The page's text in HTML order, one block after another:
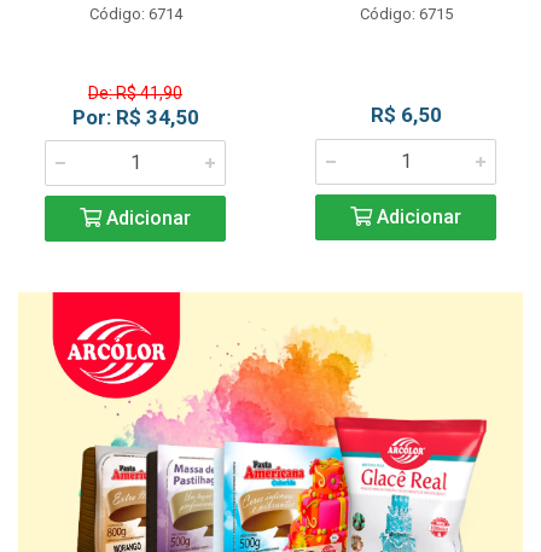
Código: 6714
De: R$ 41,90
Por: R$ 34,50
Adicionar
Código: 6715
R$ 6,50
Adicionar